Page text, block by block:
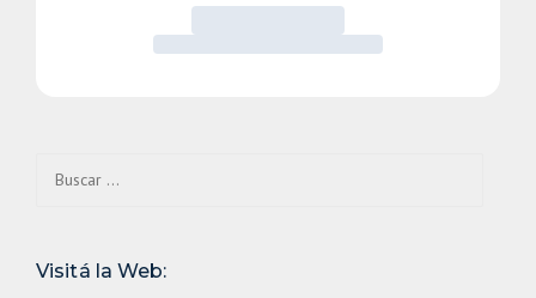
Visitá la Web: